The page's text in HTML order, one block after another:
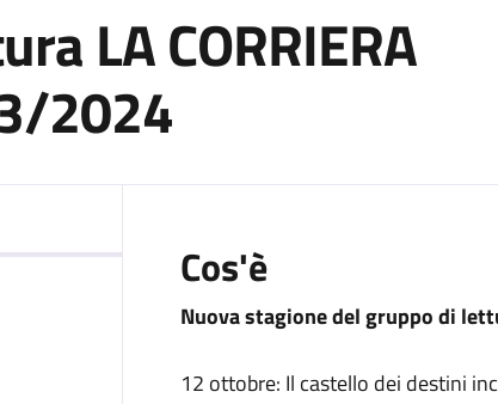
LA CORRIERA
2024
Cos'è
Nuova stagione del gruppo di
12 ottobre: Il castello dei destini